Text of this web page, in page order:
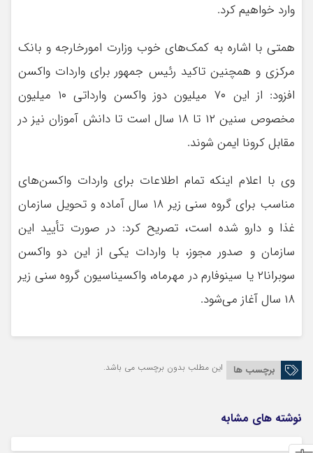
وارد خواهیم کرد.
همتی با اشاره به کمک‌های خوب وزارت امورخارجه و بانک
مرکزی و همچنین تاکید رئیس جمهور برای واردات واکسن
افزود: از این ۷۰ میلیون دوز واکسن وارداتی ۱۰ میلیون
مخصوص سنین ۱۲ تا ۱۸ سال است تا دانش آموزان نیز در
مقابل کرونا ایمن شوند.
وی با اعلام اینکه تمام اطلاعات برای واردات واکسن‏‌های
مناسب برای گروه سنی زیر ۱۸ سال آماده و تحویل سازمان
غذا و دارو شده است، تصریح کرد: در صورت تأیید این
سازمان و صدور مجوز، با واردات یکی از این دو واکسن
سوبرانا۲ یا سینوفارم در مهرماه، واکسیناسیون گروه سنی زیر
۱۸ سال آغاز می‌شود.
برچسب ها این مطلب بدون برچسب می باشد.
نوشته های مشابه